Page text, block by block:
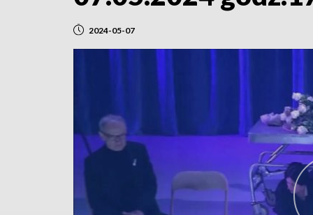
2024-05-07